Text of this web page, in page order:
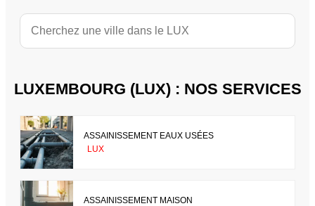
LUXEMBOURG (LUX) : NOS SERVICES
ASSAINISSEMENT EAUX USÉES
LUX
ASSAINISSEMENT MAISON